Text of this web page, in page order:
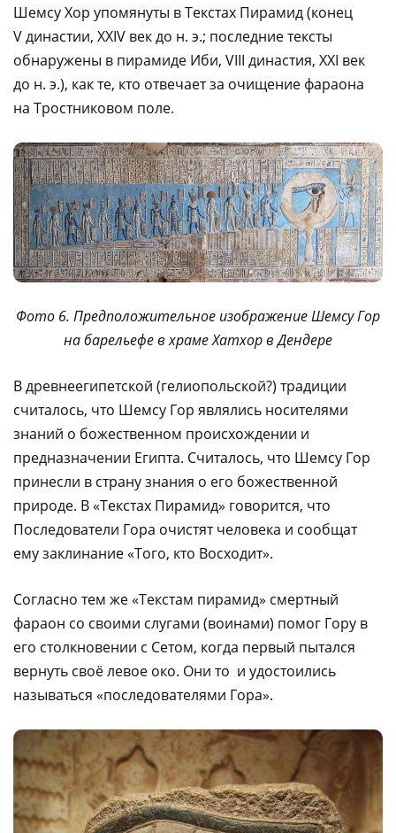
Шемсу Хор упомянуты в Текстах Пирамид (конец
V династии, XXIV век до н. э.; последние тексты
обнаружены в пирамиде Иби, VIII династия, XXI век
до н. э.), как те, кто отвечает за очищение фараона
на Тростниковом поле.
Фото 6. Предположительное изображение Шемсу Гор
на барельефе в храме Хатхор в Дендере
В древнеегипетской (гелиопольской?) традиции
считалось, что Шемсу Гор являлись носителями
знаний о божественном происхождении и
предназначении Египта. Считалось, что Шемсу Гор
принесли в страну знания о его божественной
природе. В «Текстах Пирамид» говорится, что
Последователи Гора очистят человека и сообщат
ему заклинание «Того, кто Восходит».
Согласно тем же «Текстам пирамид» смертный
фараон со своими слугами (воинами) помог Гору в
его столкновении с Сетом, когда первый пытался
вернуть своё левое око. Они то и удостоились
называться «последователями Гора».